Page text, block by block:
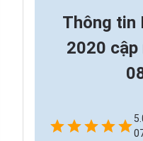
Thông tin
2020 cập